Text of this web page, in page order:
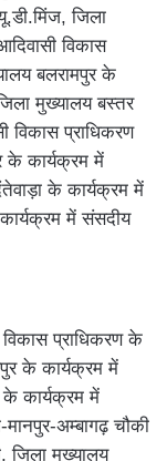
जिला
विकास
बलरामपुर के
मुख्यालय बस्तर
विकास प्राधिकरण
कार्यक्रम में
के कार्यक्रम में
में संसदीय
विकास प्राधिकरण के
के कार्यक्रम में
कार्यक्रम में
अम्बागढ़ चौकी
जिला मुख्यालय